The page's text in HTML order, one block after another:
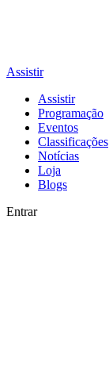
Assistir
Assistir
Programação
Eventos
Classificações
Notícias
Loja
Blogs
Entrar